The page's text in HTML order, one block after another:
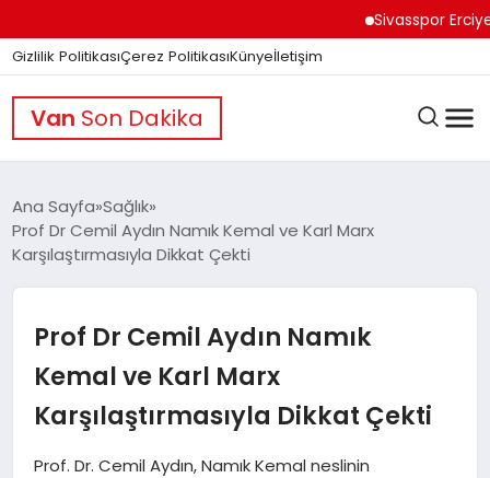
Sivasspor Erciyes
Gizlilik PolitikasıÇerez PolitikasıKünyeİletişim
Van Son Dakika
GÜNDEM
DÜNYA
EĞITIM
Ana Sayfa Sağlık
Prof Dr Cemil Aydın Namık Kemal ve Karl Marx
Karşılaştırmasıyla Dikkat Çekti
Prof Dr Cemil Aydın Namık
Kemal ve Karl Marx
Karşılaştırmasıyla Dikkat Çekti
Prof. Dr. Cemil Aydın, Namık Kemal neslinin